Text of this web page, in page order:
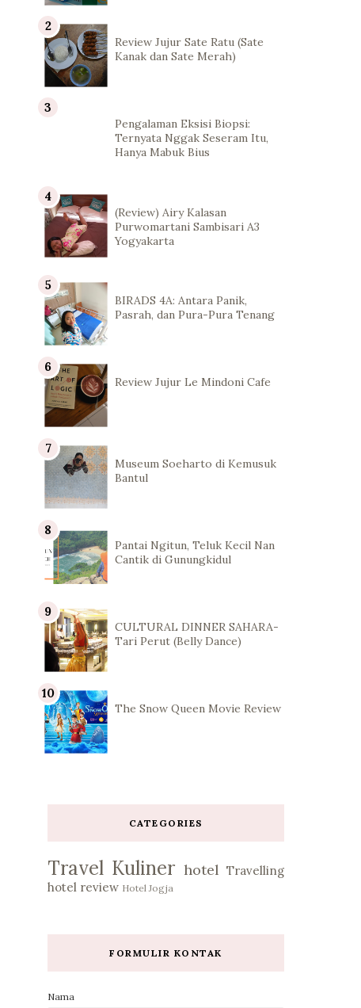
Review Jujur Sate Ratu (Sate
Kanak dan Sate Merah)
Pengalaman Eksisi Biopsi:
Ternyata Nggak Seseram Itu,
Hanya Mabuk Bius
(Review) Airy Kalasan
Purwomartani Sambisari A3
Yogyakarta
BIRADS 4A: Antara Panik,
Pasrah, dan Pura-Pura Tenang
Review Jujur Le Mindoni Cafe
Museum Soeharto di Kemusuk
Bantul
Pantai Ngitun, Teluk Kecil Nan
Cantik di Gunungkidul
CULTURAL DINNER SAHARA-
Tari Perut (Belly Dance)
The Snow Queen Movie Review
CATEGORIES
Travel Kuliner hotel Travelling
hotel review Hotel Jogja
FORMULIR KONTAK
Nama